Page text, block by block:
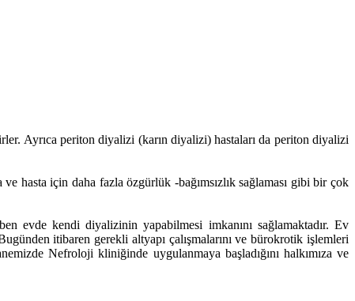
Ayrıca periton diyalizi (karın diyalizi) hastaları da periton diyalizi
hasta için daha fazla özgürlük -bağımsızlık sağlaması gibi bir çok
evde kendi diyalizinin yapabilmesi imkanını sağlamaktadır. Ev
itibaren gerekli altyapı çalışmalarını ve bürokrotik işlemleri
Nefroloji kliniğinde uygulanmaya başladığını halkımıza ve